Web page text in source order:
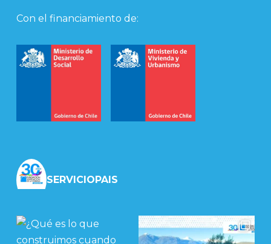
Con el financiamiento de:
SERVICIOPAIS